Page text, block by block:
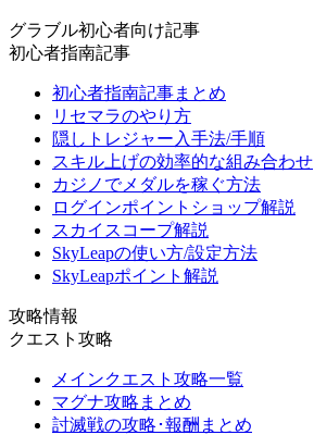
グラブル初心者向け記事
初心者指南記事
初心者指南記事まとめ
リセマラのやり方
隠しトレジャー入手法/手順
スキル上げの効率的な組み合わせ
カジノでメダルを稼ぐ方法
ログインポイントショップ解説
スカイスコープ解説
SkyLeapの使い方/設定方法
SkyLeapポイント解説
攻略情報
クエスト攻略
メインクエスト攻略一覧
マグナ攻略まとめ
討滅戦の攻略･報酬まとめ